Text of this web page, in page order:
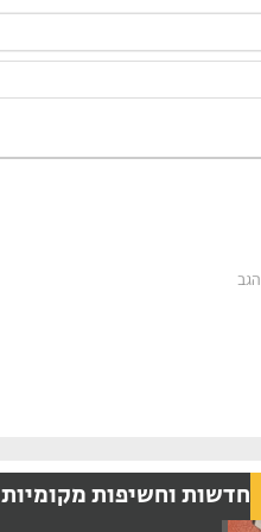
הגב
חדשות וחשיפות מקומיות